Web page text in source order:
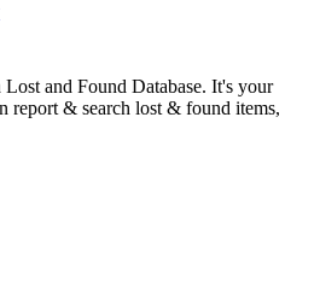
and Found Database. It's your
report & search lost & found items,